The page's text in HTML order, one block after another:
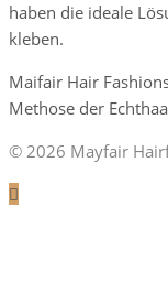
haben die ideale
kleben.
Maifair Hair
Methose der
© 2026 Mayfair